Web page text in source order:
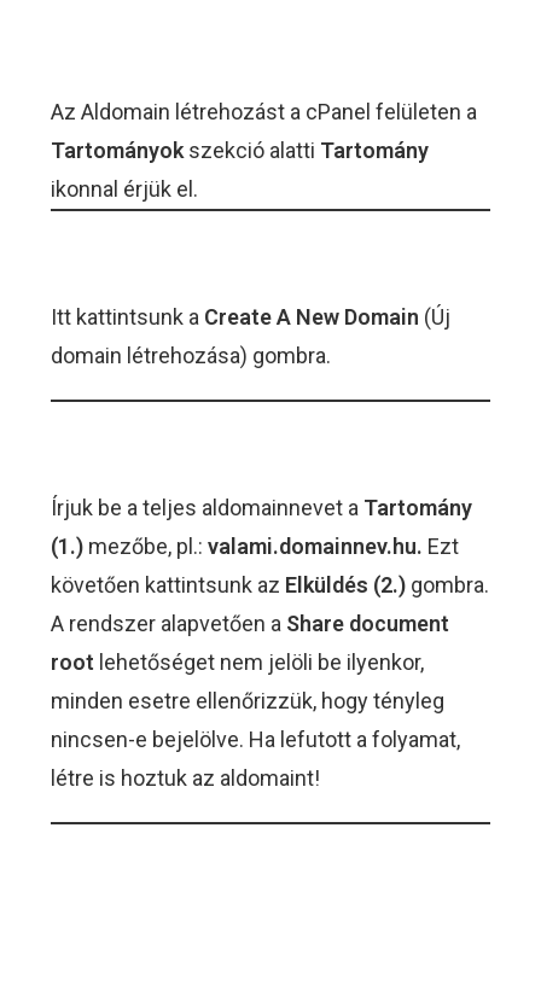
Az Aldomain létrehozást a cPanel felületen a
Tartományok szekció alatti Tartomány
ikonnal érjük el.
Itt kattintsunk a Create A New Domain (Új
domain létrehozása) gombra.
Írjuk be a teljes aldomainnevet a Tartomány
(1.) mezőbe, pl.:valami.domainnev.hu. Ezt
követően kattintsunk az Elküldés (2.) gombra.
A rendszer alapvetően a Share document
root lehetőséget nem jelöli be ilyenkor,
minden esetre ellenőrizzük, hogy tényleg
nincsen-e bejelölve. Ha lefutott a folyamat,
létre is hoztuk az aldomaint!